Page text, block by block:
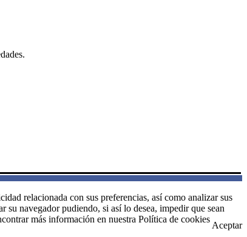
relacionada con sus preferencias, así como analizar sus
navegador pudiendo, si así lo desea, impedir que sean
más información en nuestra Política de cookies
Aceptar